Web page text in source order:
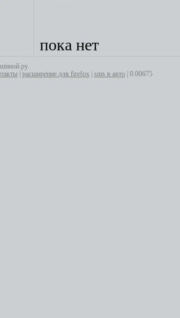
пока нет
расширение для firefox sms в авто | 0.00675